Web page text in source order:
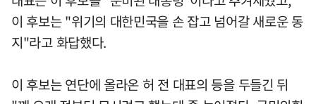
이 후보는 "위기의 대한민국을 손 잡고 넘어갈 새로운 동
지"라고 화답했다.
이 후보는 연단에 올라온 허 전 대표의 등을 두들긴 뒤